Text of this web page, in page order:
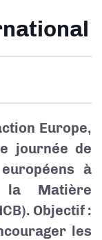
Europe,
journée de
à
Matière
Objectif :
les